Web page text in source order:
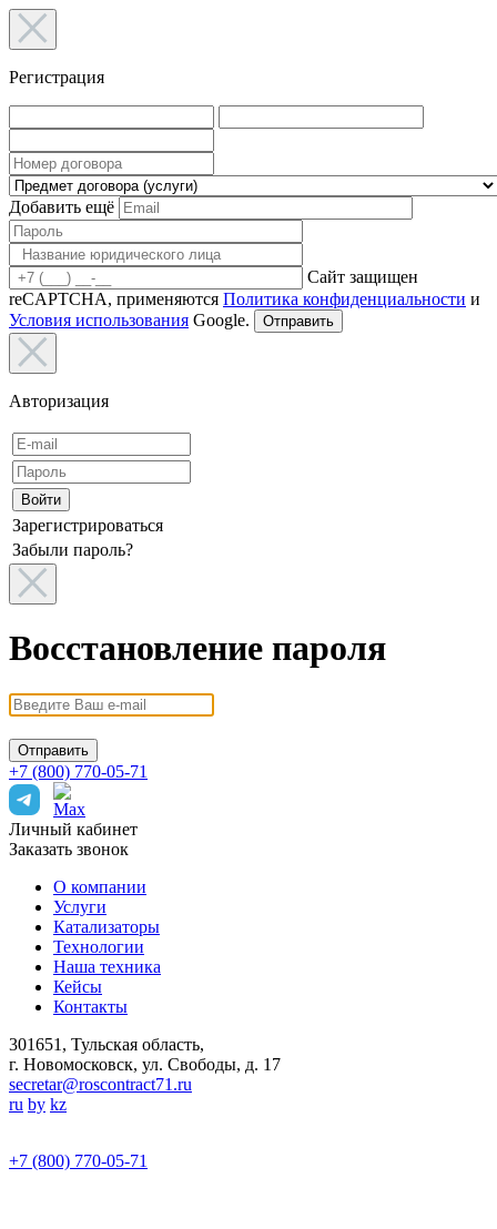
Регистрация
Добавить ещё
Сайт защищен
reCAPTCHA, применяются Политика конфиденциальности и
Условия использования Google. Отправить
Авторизация
Зарегистрироваться
Забыли пароль?
Восстановление пароля
+7 (800) 770-05-71
Личный кабинет
Заказать звонок
О компании
Услуги
Катализаторы
Технологии
Наша техника
Кейсы
Контакты
301651, Тульская область,
г. Новомосковск, ул. Свободы, д. 17
secretar@roscontract71.ru
ru by kz
+7 (800) 770-05-71